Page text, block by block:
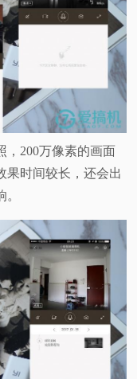
，200万像素的画面
果时间较长，还会出